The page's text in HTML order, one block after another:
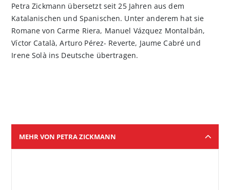
Petra Zickmann übersetzt seit 25 Jahren aus dem
Katalanischen und Spanischen. Unter anderem hat sie
Romane von Carme Riera, Manuel Vázquez Montalbán,
Víctor Català, Arturo Pérez- Reverte, Jaume Cabré und
Irene Solà ins Deutsche übertragen.
MEHR VON PETRA ZICKMANN